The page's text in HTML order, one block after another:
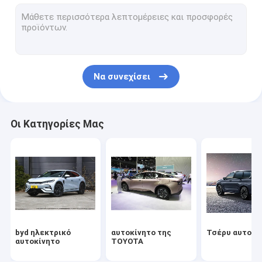
Ηλεκτρικό αυτοκίνητο Xiaomi
Αυτοκίνητο Mercedes
Ηλεκτρικό αυτοκίνητο Seres
Ηλεκτρικό αυτοκίνητο της Lynk & Co
Ηλεκτρικό αυτοκίνητο
Χρησιμοποιημένο αυτοκίνητο
Να συνεχίσει
Οι Κατηγορίες Μας
byd ηλεκτρικό
αυτοκίνητο
αυτοκίνητο της
TOYOTA
Τσέρυ